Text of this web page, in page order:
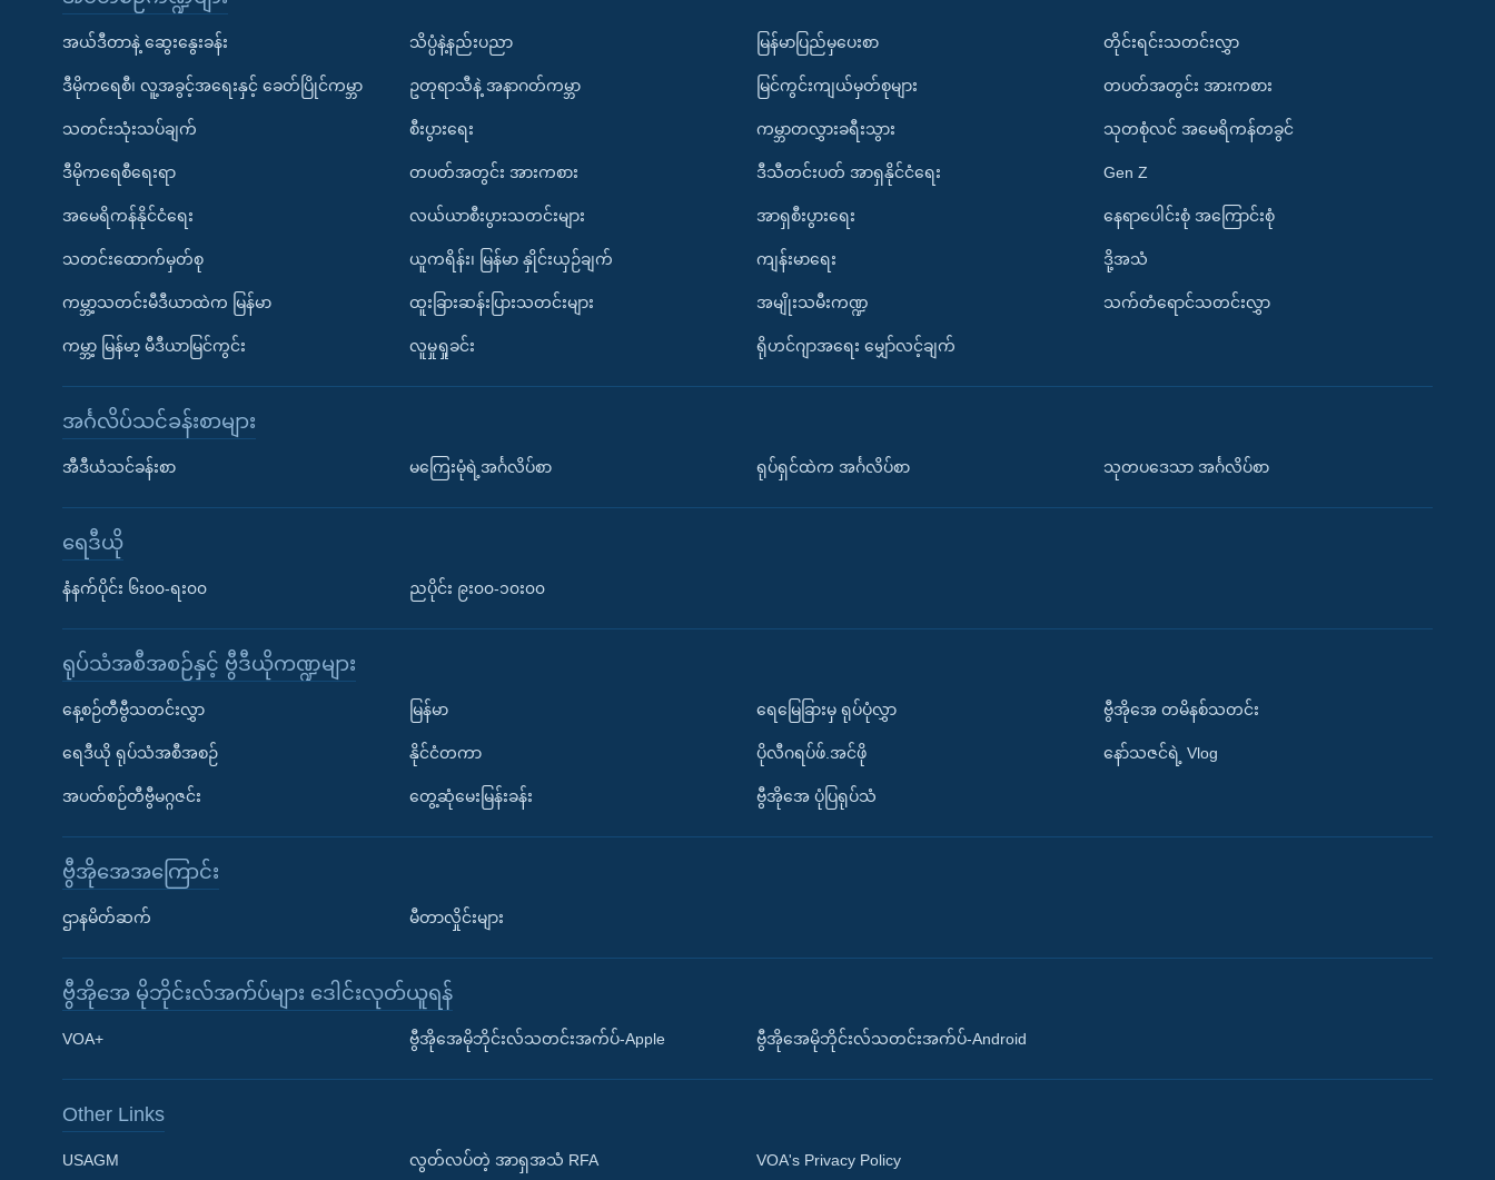
Learning English
အယ်ဒီတာနဲ့ ဆွေးနွေးခန်း
ဒီမိုကရေစီ၊ လူ့အခွင့်အရေးနှင့် ခေတ်ပြိုင်ကမ္ဘာ
သတင်းသုံးသပ်ချက်
ဒီမိုကရေစီရေးရာ
အမေရိကန်နိုင်ငံရေး
သတင်းထောက်မှတ်စု
ကမ္ဘာ့သတင်းမီဒီယာထဲက မြန်မာ
ကမ္ဘာ့ မြန်မာ့ မီဒီယာမြင်ကွင်း
သိပ္ပံနဲ့နည်းပညာ
ဥတုရာသီနဲ့ အနာဂတ်ကမ္ဘာ
စီးပွားရေး
တပတ်အတွင်း အားကစား
လယ်ယာစီးပွားသတင်းများ
ယူကရိန်း၊ မြန်မာ နှိုင်းယှဉ်ချက်
ထူးခြားဆန်းပြားသတင်းများ
လူမှုရှုခင်း
မြန်မာပြည်မှပေးစာ
မြင်ကွင်းကျယ်မှတ်စုများ
ကမ္ဘာတလွှားခရီးသွား
ဒီသီတင်းပတ် အာရှနိုင်ငံရေး
အာရှစီးပွားရေး
ကျန်းမာရေး
အမျိုးသမီးကဏ္ဍ
ရိုဟင်ဂျာအရေး မျှော်လင့်ချက်
တိုင်းရင်းသတင်းလွှာ
တပတ်အတွင်း အားကစား
သုတစုံလင် အမေရိကန်တခွင်
Gen Z
နေရာပေါင်းစုံ အကြောင်းစုံ
ဒို့အသံ
သက်တံရောင်သတင်းလွှာ
အင်္ဂလိပ်သင်ခန်းစာများ
အီဒီယံသင်ခန်းစာ မကြေးမုံရဲ့အင်္ဂလိပ်စာ ရုပ်ရှင်ထဲက အင်္ဂလိပ်စာ သုတပဒေသာ အင်္ဂလိပ်စာ
ရေဒီယို
နံနက်ပိုင်း ၆း၀၀-ရး၀၀ ညပိုင်း ၉း၀၀-၁၀း၀၀
ရုပ်သံအစီအစဉ်နှင့် ဗွီဒီယိုကဏ္ဍများ
နေ့စဉ်တီဗွီသတင်းလွှာ
ရေဒီယို ရုပ်သံအစီအစဉ်
အပတ်စဉ်တီဗွီမဂ္ဂဇင်း
မြန်မာ
နိုင်ငံတကာ
တွေ့ဆုံမေးမြန်းခန်း
ရေမြေခြားမှ ရုပ်ပုံလွှာ
ပိုလီဂရပ်ဖ်.အင်ဖို
ဗွီအိုအေ ပုံပြရုပ်သံ
ဗွီအိုအေ တမိနစ်သတင်း
နော်သဇင်ရဲ့ Vlog
ဗွီအိုအေအကြောင်း
ဌာနမိတ်ဆက် မီတာလှိုင်းများ
ဗွီအိုအေ မိုဘိုင်းလ်အက်ပ်များ ဒေါင်းလုတ်ယူရန်
VOA+ ဗွီအိုအေမိုဘိုင်းလ်သတင်းအက်ပ်-Apple ဗွီအိုအေမိုဘိုင်းလ်သတင်းအက်ပ်-Android
Other Links
USAGM လွတ်လပ်တဲ့ အာရှအသံ RFA VOA's Privacy Policy